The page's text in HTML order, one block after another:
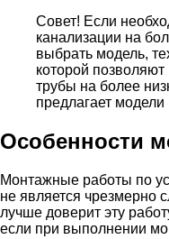
Совет! Если
канализации на
выбрать модель,
которой
трубы на более
предлагает
Особенности
Монтажные работы по
не является чрезмерно
лучше доверит эту
если при выполнении